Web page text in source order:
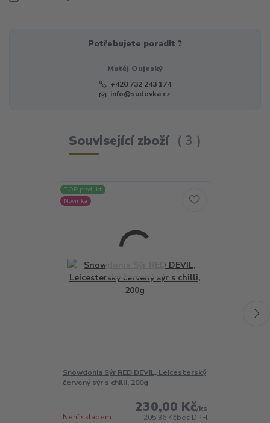
Potřebujete poradit ?
Matěj Oujeský
+420 732 243 174
info@sudovka.cz
Související zboží 3
TOP produkt
Novinka
Snowdonia Sýr RED DEVIL, Leicesterský
červený sýr s chilli, 200g
230,00 Kč/ks
205,36 Kčbez DPH
Není skladem